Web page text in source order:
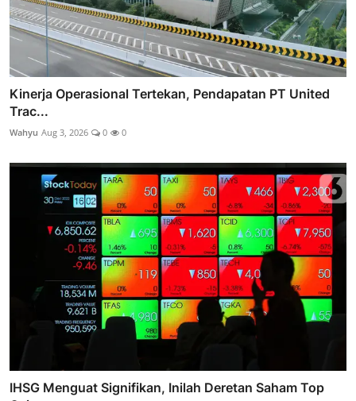
Kinerja Operasional Tertekan, Pendapatan PT United
Trac...
Wahyu Aug 3, 2026 0 0
IHSG Menguat Signifikan, Inilah Deretan Saham Top